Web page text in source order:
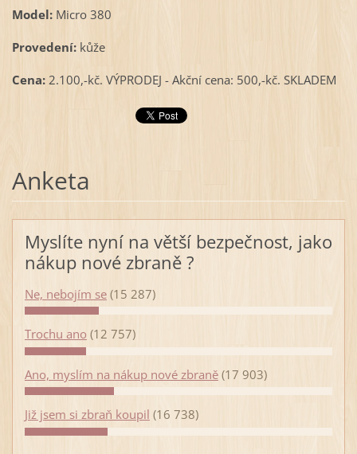
Model: Micro 380
Provedení: kůže
Cena:2.100,-kč. VÝPRODEJ - Akční cena: 500,-kč. SKLADEM
Anketa
Myslíte nyní na větší bezpečnost, jako
nákup nové zbraně ?
Ne, nebojím se (15 287)
Trochu ano (12 757)
Ano, myslím na nákup nové zbraně (17 903)
Již jsem si zbraň koupil (16 738)